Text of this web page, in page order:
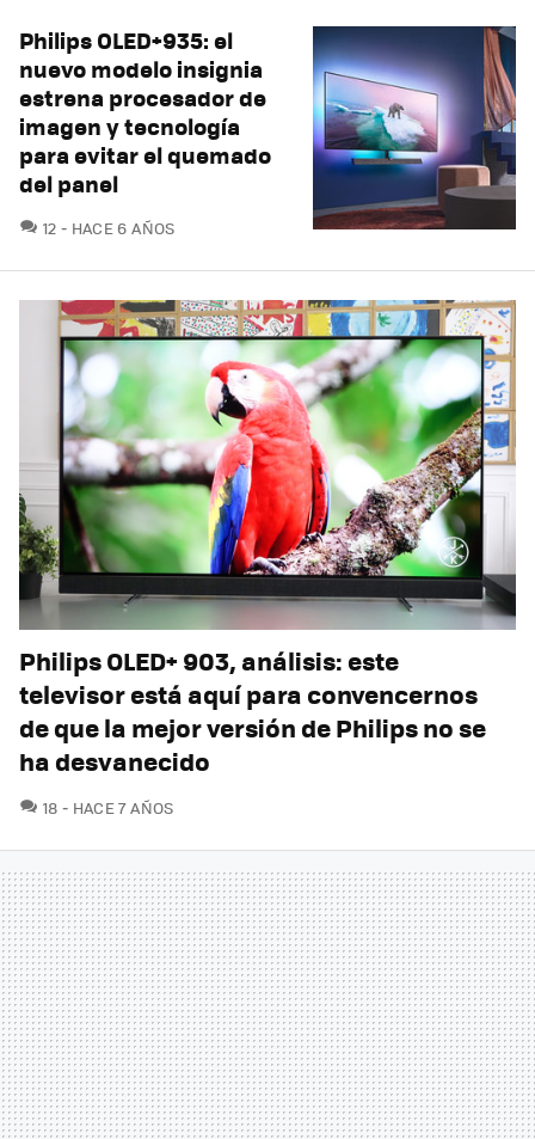
Philips OLED+935: el
nuevo modelo insignia
estrena procesador de
imagen y tecnología
para evitar el quemado
del panel
12 COMENTARIOS
HACE 6 AÑOS
Philips OLED+ 903, análisis: este
televisor está aquí para convencernos
de que la mejor versión de Philips no se
ha desvanecido
18 COMENTARIOS
HACE 7 AÑOS